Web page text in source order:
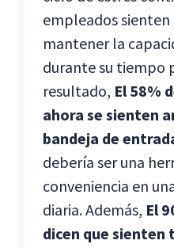
empleados sienten
mantener la
durante su tiempo
resultado, El 58%
ahora se sienten
bandeja de
debería ser una
conveniencia en
diaria. Además, El
dicen que sienten